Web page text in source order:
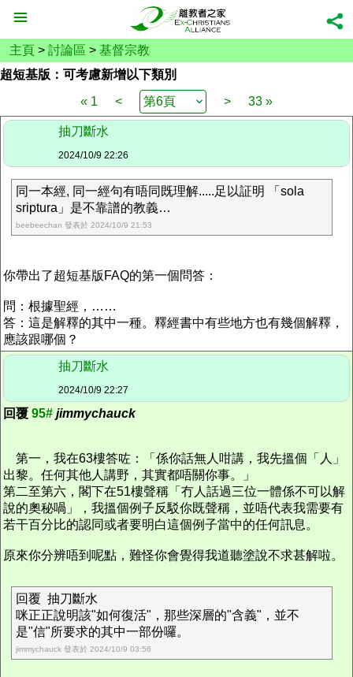
主頁 > 討論區 > 基督宗教
超短基版：可考慮新增以下類別
« 1
< > 33 »
抽刀斷水
2024/10/9 22:26
同一本經, 同一經句有唔同既理解.....足以証明 「sola
sriptura」是不靠譜的教義…
beebeechan 發表於 2024/10/9 21:53
你帶出了超短基版FAQ的第一個問答：
問：根據聖經，……
答：這是解釋的其中一種。釋經書中有些地方也有幾個解釋，
應該跟哪個？
抽刀斷水
2024/10/9 22:27
回覆 95# jimmychauck
第一，我在63樓答咗：「係你話無人咁講，我先搵個「人」
出黎。任何其他人講野，其實都唔關你事。」
第二至第六，閣下在51樓聲稱「冇人話過三位一體係不可以解
說的奧秘喎」，我搵個例子反駁你既聲稱，並唔代表我需要有
若干百分比的認同或者要明白這個例子當中的任何訊息。
原來你分辨唔到呢點，難怪你會覺得我道聽塗說不求甚解啦。
回覆 抽刀斷水
咪正正說明該"如何復活"，那些深層的"含義"，並不
是"信"所要求的其中一部份囉。
jimmychauck 發表於 2024/10/9 03:56